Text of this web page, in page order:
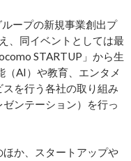
ープの新規事業創出プ
、同イベントとしては最
STARTUP」から生
（AI）や教育、エンタメ
を行う各社の取り組み
ンテーション）を行っ
か、スタートアップや